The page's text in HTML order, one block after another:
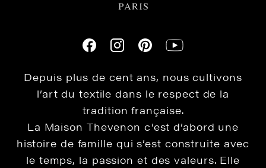
Depuis plus de cent ans, nous cultivons
l’art du textile dans le respect de la
tradition française.
La Maison Thevenon c’est d’abord une
histoire de famille qui s’est construite avec
le temps, la passion et des valeurs. Elle